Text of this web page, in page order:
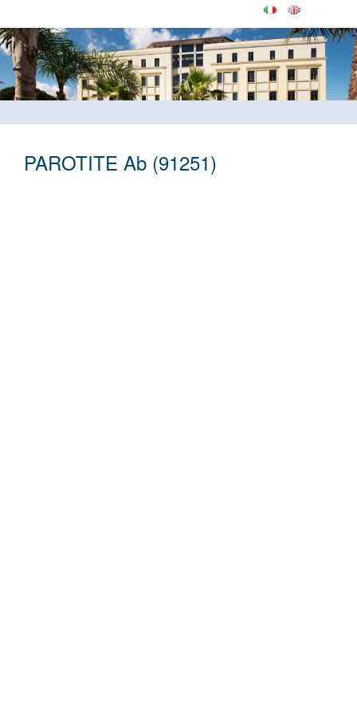
PAROTITE Ab (91251)